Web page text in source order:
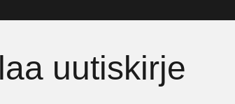
uutiskirje